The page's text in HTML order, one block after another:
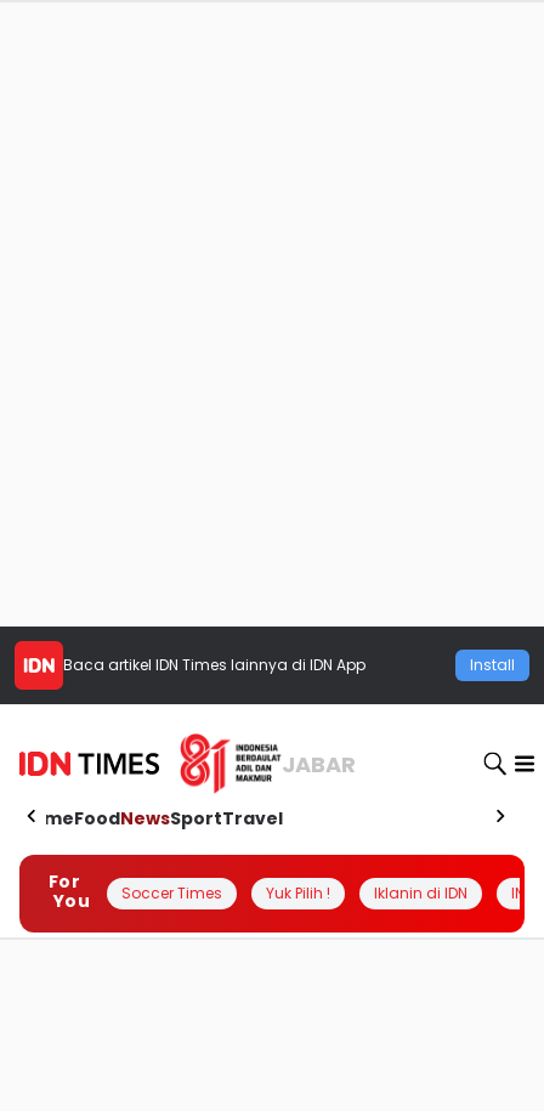
Baca artikel IDN Times lainnya di IDN App Install
JABAR
HomeFoodNewsSportTravel
For
You
Soccer Times Yuk Pilih ! Iklanin di IDN